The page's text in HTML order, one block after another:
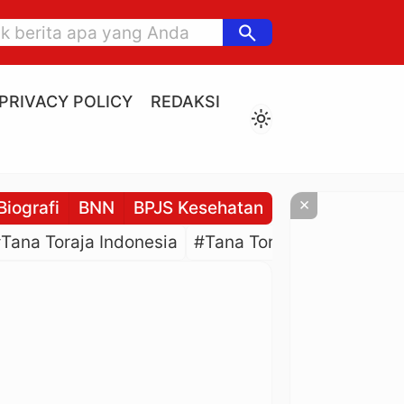
search
PRIVACY POLICY
REDAKSI
light_mode
BNN BPJS Kesehatan BPJS
Toraja Indonesia #Tana Toraja Culture
×